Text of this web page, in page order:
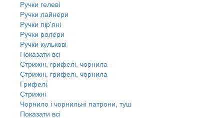
Ручки гелеві
Ручки лайнери
Ручки пір'яні
Ручки ролери
Ручки кулькові
Показати всі
Стрижні, грифелі, чорнила
Стрижні, грифелі, чорнила
Грифелі
Стрижні
Чорнило і чорнильні патрони, туш
Показати всі